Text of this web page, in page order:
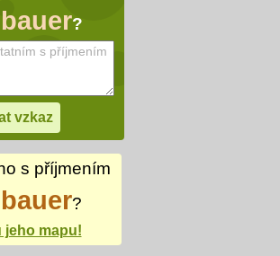
?
s příjmením
?
jeho mapu!